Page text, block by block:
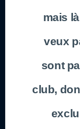
mais
veux
sont
club,